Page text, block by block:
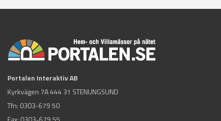
Portalen Interaktiv AB
Kyrkvägen 7A 444 31 STENUNGSUND
Tfn: 0303-679 50